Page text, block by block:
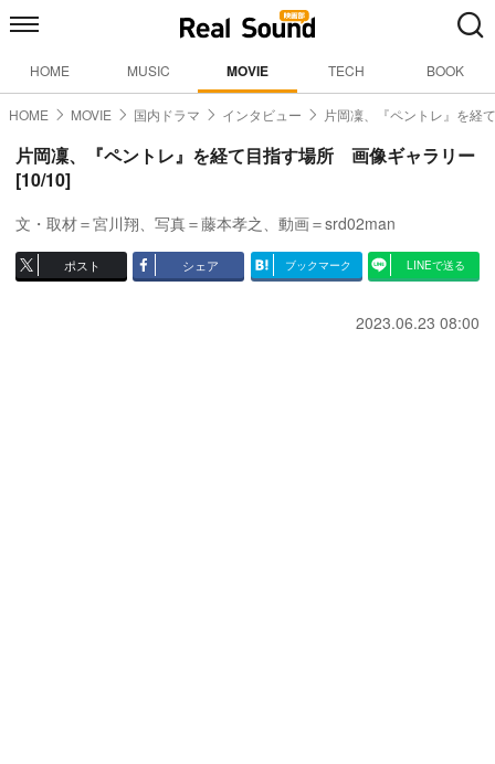
HOME MUSIC MOVIE TECH BOOK
HOME MOVIE 国内ドラマ インタビュー 片岡凜、『ペントレ』を経
片岡凜、『ペントレ』を経て目指す場所 画像ギャラリー
[10/10]
文・取材＝宮川翔、写真＝藤本孝之、動画＝srd02man
ポスト シェア ブックマーク LINEで送る
2023.06.23 08:00